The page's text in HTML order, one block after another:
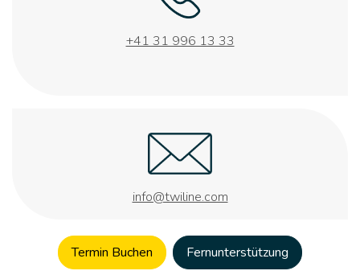
+41 31 996 13 33
info@twiline.com
Termin Buchen Fernunterstützung